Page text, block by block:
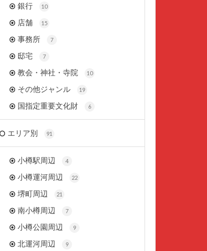
銀行 10
店舗 15
事務所 7
邸宅 7
教会・神社・寺院 10
その他ジャンル 19
国指定重要文化財 6
エリア別 91
小樽駅周辺 4
小樽運河周辺 22
堺町周辺 21
南小樽周辺 7
小樽公園周辺 9
北運河周辺 9